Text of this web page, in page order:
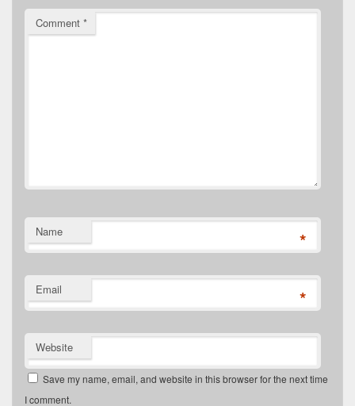
Comment *
Name *
Email *
Website
Save my name, email, and website in this browser for the next time
I comment.